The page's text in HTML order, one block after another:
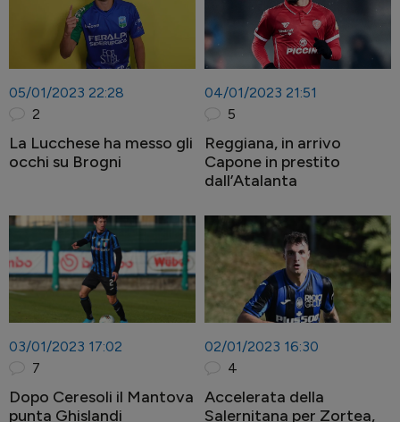
05/01/2023 22:28
2
La Lucchese ha messo gli
occhi su Brogni
04/01/2023 21:51
5
Reggiana, in arrivo
Capone in prestito
dall’Atalanta
03/01/2023 17:02
7
Dopo Ceresoli il Mantova
punta Ghislandi
02/01/2023 16:30
4
Accelerata della
Salernitana per Zortea,